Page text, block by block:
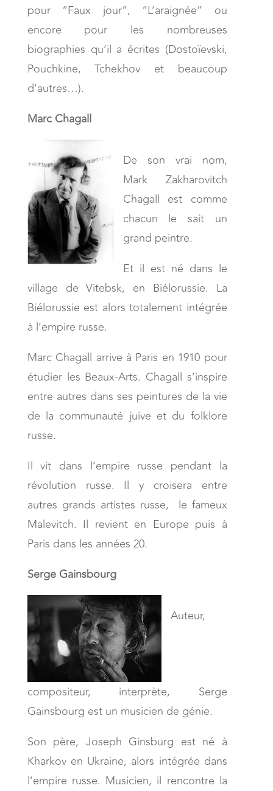
pour “Faux jour”, “L’araignée” ou
encore pour les nombreuses
biographies qu’il a écrites (Dostoïevski,
Pouchkine, Tchekhov et beaucoup
d’autres…).
Marc Chagall
De son vrai nom,
Mark Zakharovitch
Chagall est comme
chacun le sait un
grand peintre.
Et il est né dans le
village de Vitebsk, en Biélorussie. La
Biélorussie est alors totalement intégrée
à l’empire russe.
Marc Chagall arrive à Paris en 1910 pour
étudier les Beaux-Arts. Chagall s’inspire
entre autres dans ses peintures de la vie
de la communauté juive et du folklore
russe.
Il vit dans l’empire russe pendant la
révolution russe. Il y croisera entre
autres grands artistes russe, le fameux
Malevitch. Il revient en Europe puis à
Paris dans les années 20.
Serge Gainsbourg
Auteur,
compositeur, interprète, Serge
Gainsbourg est un musicien de génie.
Son père, Joseph Ginsburg est né à
Kharkov en Ukraine, alors intégrée dans
l’empire russe. Musicien, il rencontre la